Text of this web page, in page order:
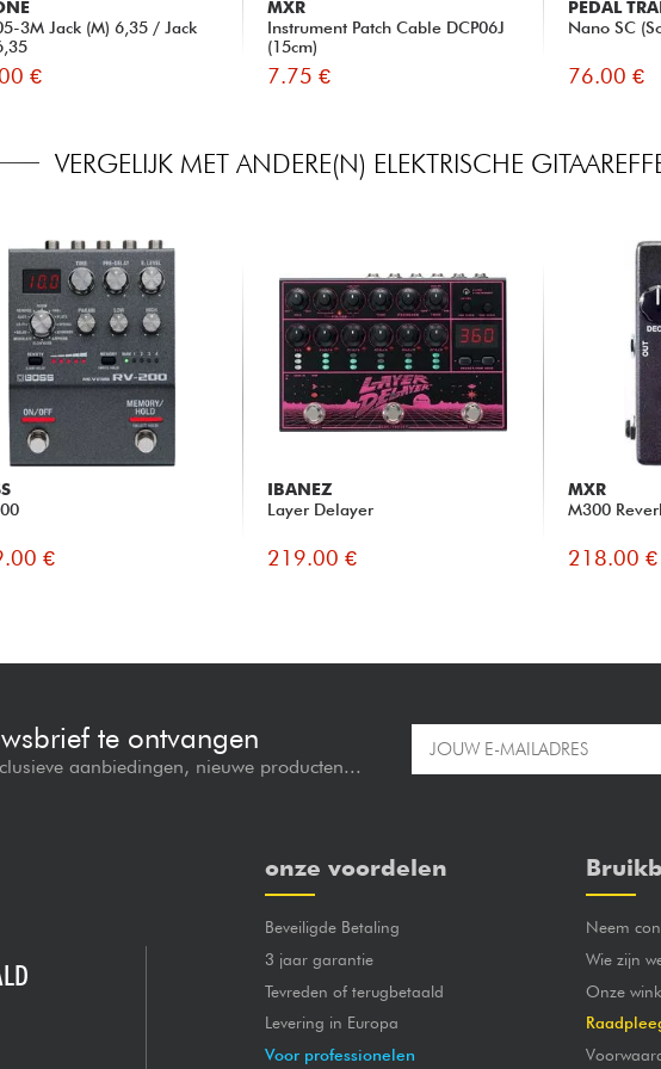
3M Jack (M) 6,35 / Jack
€
MXR
Instrument Patch Cable DCP06J
(15cm)
7.75 €
PEDAL
Nano SC
76.00 €
VERGELIJK MET ANDERE(N) ELEKTRISCHE
€
IBANEZ
Layer Delayer
219.00 €
MXR
M300
218.00 €
te ontvangen
aanbiedingen, nieuwe producten...
onze voordelen
Beveiligde Betaling
3 jaar garantie
Tevreden of terugbetaald
Levering in Europa
Voor professionelen
Neem
Wie zijn
Onze